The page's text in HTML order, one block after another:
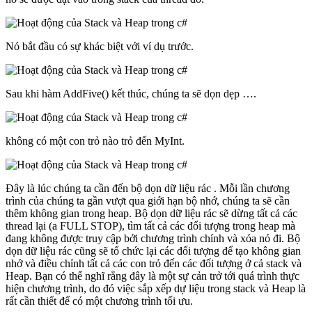
Nó bắt đầu có sự khác biệt với ví dụ trước.
Sau khi hàm AddFive() kết thúc, chúng ta sẽ dọn dẹp ….
không có một con trỏ nào trỏ đến MyInt.
Đây là lúc chúng ta cần đến bộ dọn dữ liệu rác . Mỗi lần chương
trình của chúng ta gần vượt qua giới hạn bộ nhớ, chúng ta sẽ cần
thêm không gian trong heap. Bộ dọn dữ liệu rác sẽ dừng tất cả các
thread lại (a FULL STOP), tìm tất cả các đối tượng trong heap mà
đang không được truy cập bởi chương trình chính và xóa nó đi. Bộ
dọn dữ liệu rác cũng sẽ tổ chức lại các đối tượng để tạo không gian
nhớ và điều chỉnh tất cả các con trỏ đến các đối tượng ở cả stack và
Heap. Bạn có thể nghĩ rằng đây là một sự cản trở tới quá trình thực
hiện chương trình, do đó việc sắp xếp dự liệu trong stack và Heap là
rất cần thiết để có một chương trình tối ưu.